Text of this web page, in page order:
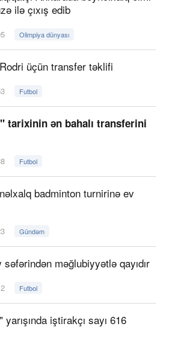
ilə çıxış edib
Olimpiya dünyası
üçün transfer təklifi
Futbol
tarixinin ən bahalı transferini
Futbol
badminton turnirinə ev
Gündəm
məğlubiyyətlə qayıdır
Futbol
iştirakçı sayı 616